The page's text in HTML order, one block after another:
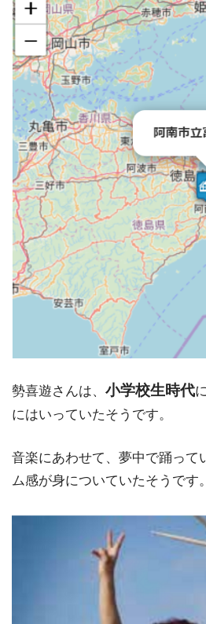
勢喜遊さんは、 小学校生時代
にはいっていたそうです。
音楽にあわせて、夢中で踊って
ム感が身についていたそうです。